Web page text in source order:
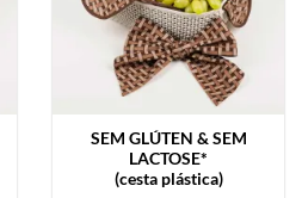
SEM GLÚTEN & SEM
LACTOSE*
(cesta plástica)